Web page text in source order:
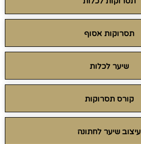
תסרוקות אסוף
שיער לכלות
קורס תסרוקות
עיצוב שיער לחתונה